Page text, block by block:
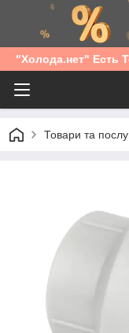
"Холода.нет" Есть
Товари та